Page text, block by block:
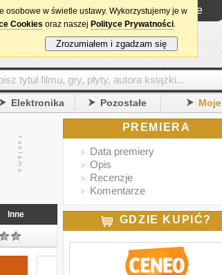
Logowanie
Elektronika Pozostałe Moje
Inne
PREMIERA
Data premiery
Opis
Recenzje
Komentarze
GDZIE KUPIĆ?
w świetle ustawy. Wykorzystujemy je w
Cookies oraz naszej Polityce Prywatności.
Zrozumiałem i zgadzam się